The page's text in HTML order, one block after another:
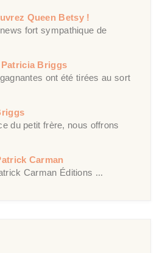
Queen Betsy !
fort sympathique de
Briggs
ont été tirées au sort
du petit frère, nous offrons
Carman
Carman Éditions ...